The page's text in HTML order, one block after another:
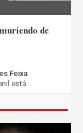
de
Feixa
está…